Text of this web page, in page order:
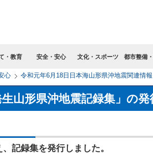
・教育 安全・安心 文化・スポーツ 都市整備
心 令和元年6月18日日本海山形県沖地震関連情報
生山形県沖地震記録集」の
記録集を発行しました。